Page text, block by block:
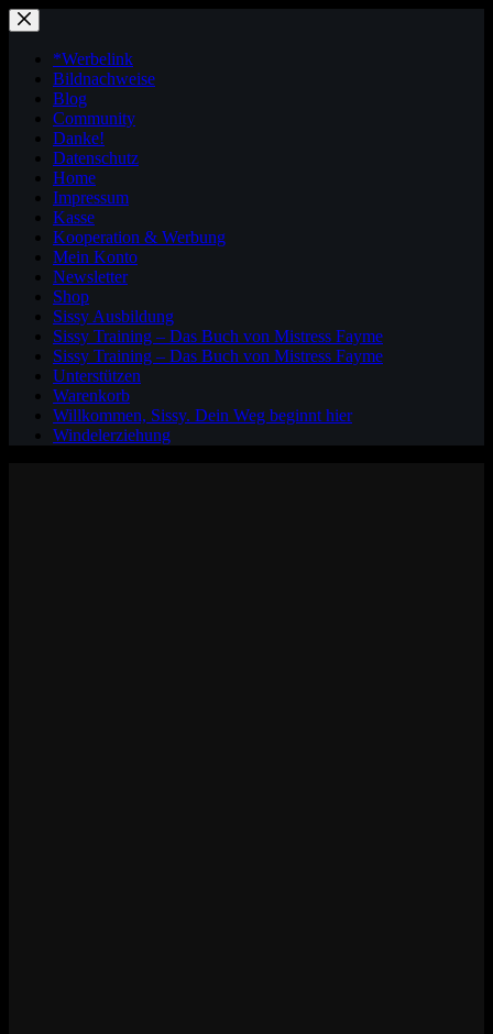
Zum
Inhalt
springen*Werbelink
Bildnachweise
Blog
Community
Danke!
Datenschutz
Home
Impressum
Kasse
Kooperation & Werbung
Mein Konto
Newsletter
Shop
Sissy Ausbildung
Sissy Training – Das Buch von Mistress Fayme
Sissy Training – Das Buch von Mistress Fayme
Unterstützen
Warenkorb
Willkommen, Sissy. Dein Weg beginnt hier
Windelerziehung